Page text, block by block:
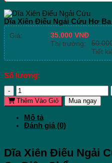
Dĩa Xiên Điếu Ngải Cứu Hơ
Giá:
35.000 VNĐ
Thị trường:
Tiết
Số lượng:
Dĩa
Xiên
Điếu
Cứu
Hơ
Dụng
Cụ
Thêm Vào Giỏ Mua ngay
Mô tả
Đánh giá (0)
Dĩa Xiên Điếu Ngải